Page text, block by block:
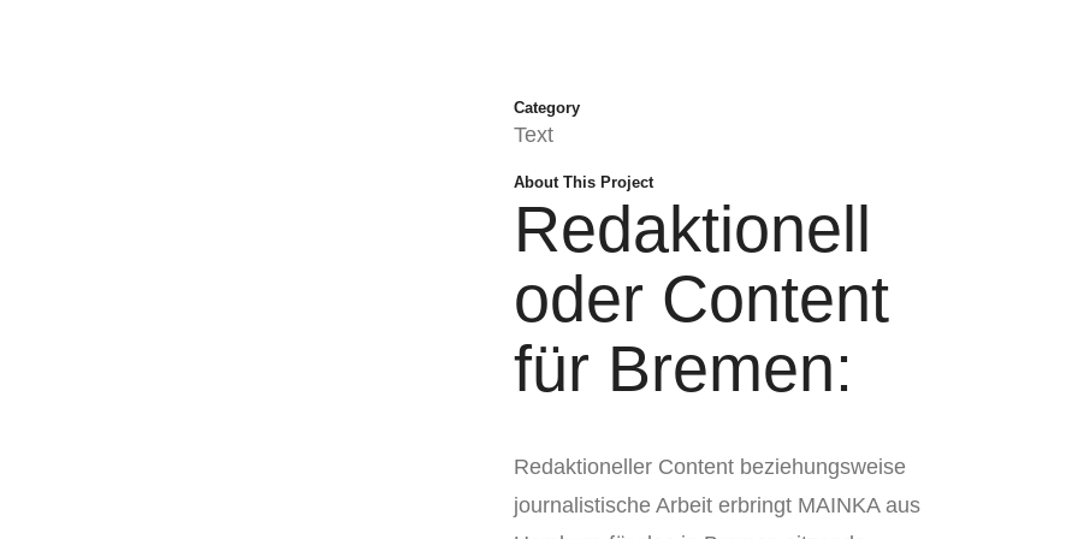
Category
Text
About This Project
Redaktionell
oder Content
für Bremen:
Redaktioneller Content beziehungsweise
journalistische Arbeit erbringt MAINKA aus